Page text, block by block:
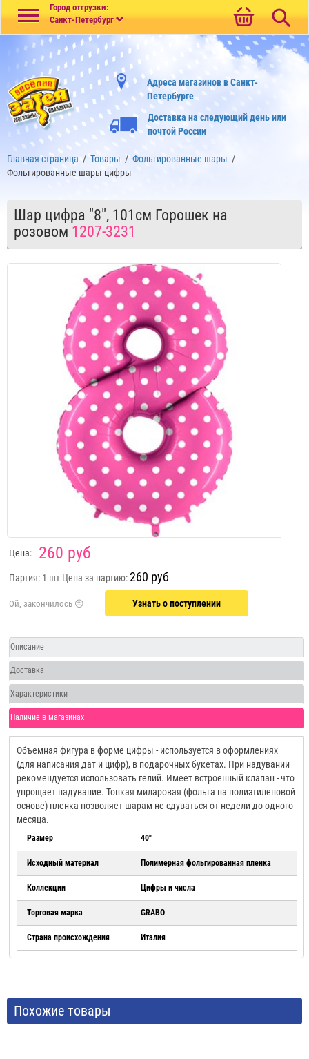
Город отгрузки:
Санкт-Петербург
Адреса магазинов в Санкт-
Петербурге
Доставка на следующий день или
почтой России
Главная страница / Товары / Фольгированные шары /
Фольгированные шары цифры
Шар цифра "8", 101см Горошек на
розовом 1207-3231
Цена: 260 руб
Партия: 1 шт Цена за партию:260 руб
Узнать о поступлении
Описание
Доставка
Характеристики
Наличие в магазинах
Объемная фигура в форме цифры - используется в оформлениях
(для написания дат и цифр), в подарочных букетах. При надувании
рекомендуется использовать гелий. Имеет встроенный клапан - что
упрощает надувание. Тонкая миларовая (фольга на полиэтиленовой
основе) пленка позволяет шарам не сдуваться от недели до одного
месяца.
Размер 40"
Исходный материал Полимерная фольгированная пленка
Коллекции Цифры и числа
Торговая марка GRABO
Страна происхождения Италия
Похожие товары